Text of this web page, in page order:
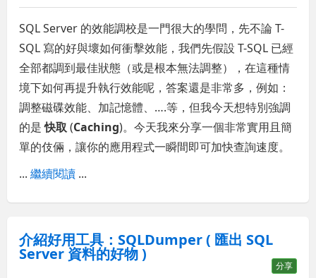
SQL Server 的效能調校是一門很大的學問，先不論 T-
SQL 寫的好與壞如何衝擊效能，我們先假設 T-SQL 已經
全部都調到最佳狀態（或是根本無法調整），在這種情
境下如何再提升執行效能呢，答案還是非常多，例如：
調整磁碟效能、加記憶體、….等，但我今天想特別強調
的是快取 (Caching)。今天我來分享一個非常實用且簡
單的伎倆，讓你的應用程式一瞬間即可加快查詢速度。
...繼續閱讀 ...
介紹好用工具：SQLDumper ( 匯出 SQL
Server 資料的好物 )
分享